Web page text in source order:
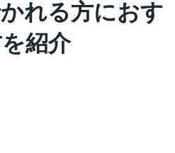
れる方におす
紹介